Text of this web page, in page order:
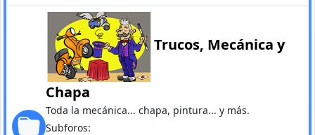
Trucos, Mecánica y
Chapa
Toda la mecánica... chapa, pintura... y más.
Subforos: